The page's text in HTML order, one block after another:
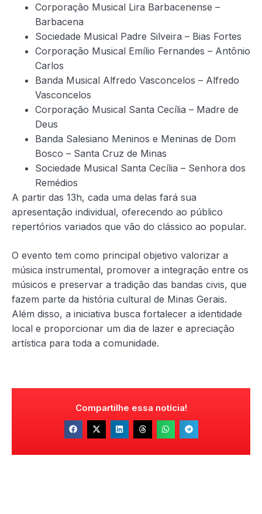
Corporação Musical Lira Barbacenense –
Barbacena
Sociedade Musical Padre Silveira – Bias Fortes
Corporação Musical Emílio Fernandes – Antônio
Carlos
Banda Musical Alfredo Vasconcelos – Alfredo
Vasconcelos
Corporação Musical Santa Cecília – Madre de
Deus
Banda Salesiano Meninos e Meninas de Dom
Bosco – Santa Cruz de Minas
Sociedade Musical Santa Cecília – Senhora dos
Remédios
A partir das 13h, cada uma delas fará sua
apresentação individual, oferecendo ao público
repertórios variados que vão do clássico ao popular.
O evento tem como principal objetivo valorizar a
música instrumental, promover a integração entre os
músicos e preservar a tradição das bandas civis, que
fazem parte da história cultural de Minas Gerais.
Além disso, a iniciativa busca fortalecer a identidade
local e proporcionar um dia de lazer e apreciação
artística para toda a comunidade.
Compartilhe essa notícia!